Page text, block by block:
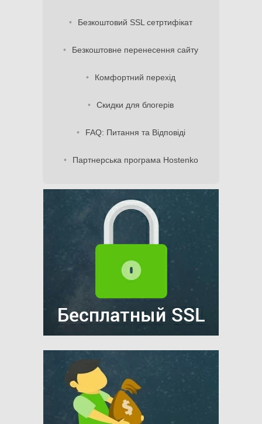
Безкоштовий SSL сетртифікат
Безкоштовне перенесення сайту
Комфортний перехід
Скидки для блогерів
FAQ: Питання та Відповіді
Партнерська програма Hostenko